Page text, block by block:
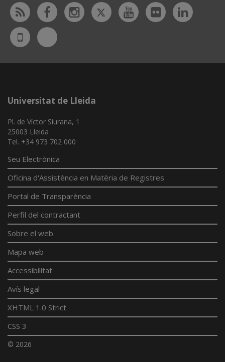
Rss FacebookInstagram
TwitterYoutubeFlickr
UdL
App
Bluesky
Universitat de Lleida
Pl. de Víctor Siurana, 1
25003 Lleida
Tel. +34 973 702 000
Seu Electrònica
Oficina d'Assistència en Matèria de Registres
Portal de Transparència
Perfil del contractant
Sobre el web
Mapa web
Accessibilitat
Avís legal
XHTML 1.0 Strict
CSS 3
© 2026